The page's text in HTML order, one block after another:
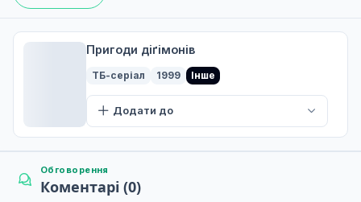
Пригоди діґімонів
ТБ-серіал 1999 Інше
Додати до
Обговорення
Коментарі (0)